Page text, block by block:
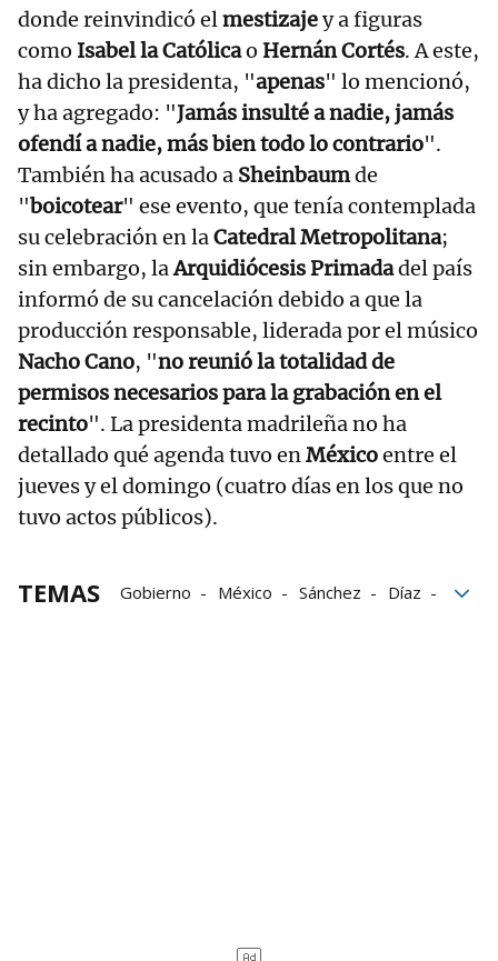
donde reinvindicó elmestizajey a figuras
como Isabel la Católicao Hernán Cortés. A este,
ha dicho la presidenta, "apenas" lo mencionó,
y ha agregado: "Jamás insulté a nadie, jamás
ofendí a nadie, más bien todo lo contrario".
También ha acusado a Sheinbaumde
"boicotear" ese evento, que tenía contemplada
su celebración en laCatedral Metropolitana;
sin embargo, laArquidiócesis Primadadel país
informó de su cancelación debido a que la
producción responsable, liderada por el músico
Nacho Cano, "no reunió la totalidad de
permisos necesarios para la grabación en el
recinto". La presidenta madrileña no ha
detallado qué agenda tuvo enMéxicoentre el
jueves y el domingo (cuatro días en los que no
tuvo actos públicos).
TEMAS Gobierno México Sánchez
Díaz